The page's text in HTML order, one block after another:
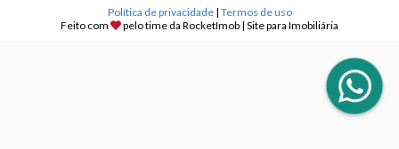
Política de privacidade| Termos de uso
Feito com
pelo time da RocketImob | Site para Imobiliária